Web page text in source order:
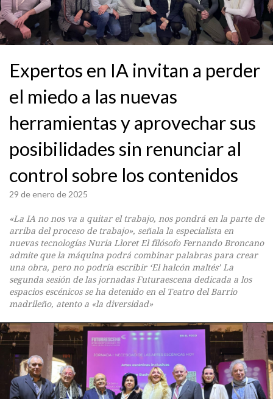
Expertos en IA invitan a perder
el miedo a las nuevas
herramientas y aprovechar sus
posibilidades sin renunciar al
control sobre los contenidos
29 de enero de 2025
«La IA no nos va a quitar el trabajo, nos pondrá en la parte de
arriba del proceso de trabajo», señala la especialista en
nuevas tecnologías Nuria Lloret El filósofo Fernando Broncano
admite que la máquina podrá combinar palabras para crear
una obra, pero no podría escribir ‘El halcón maltés’ La
segunda sesión de las jornadas Futuraescena dedicada a los
espacios escénicos se ha detenido en el Teatro del Barrio
madrileño, atento a «la diversidad»